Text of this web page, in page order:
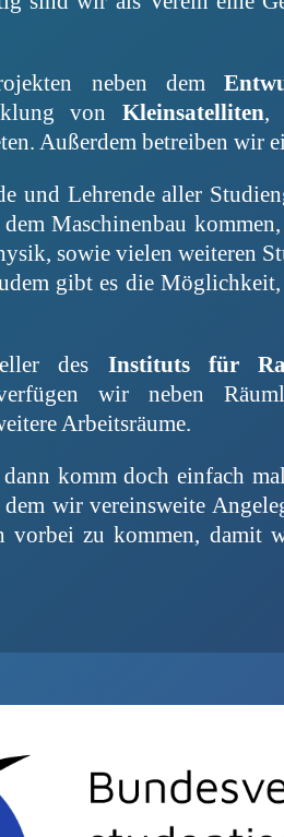
neben dem
vonKleinsatelliten,
Außerdem betreiben wir
und Lehrende aller
Maschinenbau
sowie vielen weiteren
gibt es die Möglichkeit,
des Instituts für
wir neben
Arbeitsräume.
dann komm doch einfach
wir vereinsweite
vorbei zu kommen, damit